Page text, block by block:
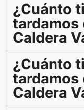
¿Cuánto
tardamos
Caldera
¿Cuánto
tardamos
Caldera